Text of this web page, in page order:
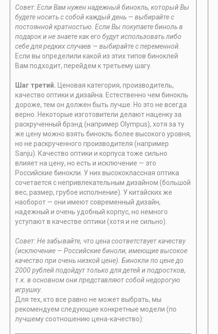
Совет: Если Вам нужен надежный бинокль, который Вы
будете носить с собой каждый день — выбирайте с
постоянной кратностью. Если Вы покупаете биноль в
подарок и не знаете как его будут использовать либо
себе для редких случаев — выбирайте с переменной.
Если вы определили какой из этих типов биноклей
Вам подходит, перейдем к третьему шагу.
Шаг третий. Ценовая категория, производитель,
качество оптики и дизайна. Естественно чем бинокль
дороже, тем он должен быть лучше. Но это не всегда
верно. Некоторые изготовители делают наценку за
раскрученный брэнд (например Olympus), хотя за ту
же цену можно взять бинокль более высокого уровня,
но не раскрученного производителя (например
Sanju). Качество оптики и корпуса тоже сильно
влияет на цену, но есть и исключение — это
Российские бинокли. У них высококлассная оптика
сочетается с непривлекательным дизайном (большой
вес, размер, грубое исполнение). У китайских же
наоборот — они имеют современный дизайн,
надежный и очень удобный корпус, но немного
уступают в качестве оптики (хотя и не сильно).
Совет: Не забывайте, что цена соответствует качеству
(исключение — Российские биноли, имеющие высокое
качество при очень низкой цене). Бинокли по цене до
2000 рублей подойдут только для детей и подростков,
т.к. в основном они представляют собой недорогую
игрушку.
Для тех, кто все равно не может выбрать, мы
рекомендуем следующие конкретные модели (по
лучшему соотношению цена-качество):